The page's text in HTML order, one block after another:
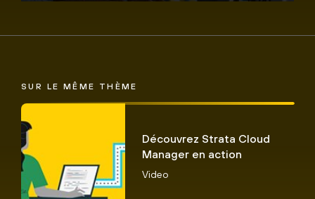
SUR LE MÊME THÈME
Découvrez Strata Cloud
Manager en action
Video